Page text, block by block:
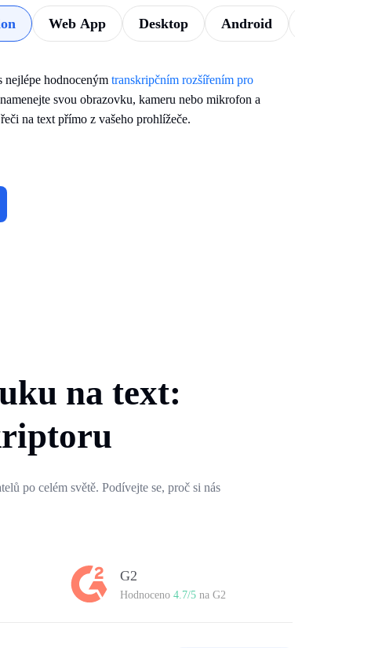
Web App Desktop Android
nejlépe hodnoceným transkripčním rozšířením pro
svou obrazovku, kameru nebo mikrofon a
na text přímo z vašeho prohlížeče.
na text:
po celém světě. Podívejte se, proč si nás
G2
Hodnoceno 4.7/5 na G2